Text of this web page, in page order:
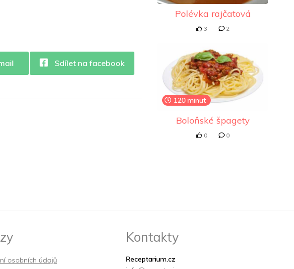
Sdílet na facebook
Polévka rajčatová
3 2
120 minut
Boloňské špagety
0 0
osobních údajů
Kontakty
Receptarium.cz